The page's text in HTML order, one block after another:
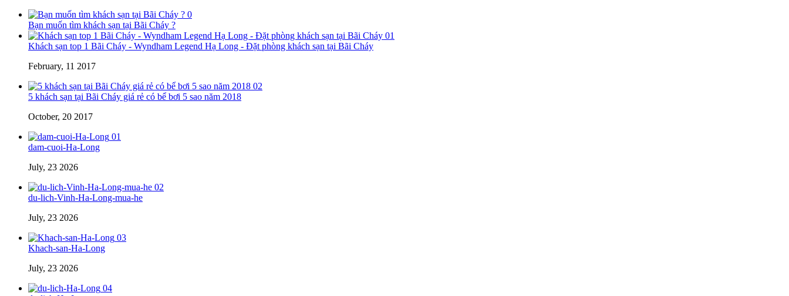
0
Bạn muốn tìm khách sạn tại Bãi Cháy ?
01
Khách sạn top 1 Bãi Cháy - Wyndham Legend Hạ Long - Đặt phòng khách sạn tại Bãi Cháy
February, 11 2017
02
5 khách sạn tại Bãi Cháy giá rẻ có bể bơi 5 sao năm 2018
October, 20 2017
01
dam-cuoi-Ha-Long
July, 23 2026
02
du-lich-Vinh-Ha-Long-mua-he
July, 23 2026
03
Khach-san-Ha-Long
July, 23 2026
04